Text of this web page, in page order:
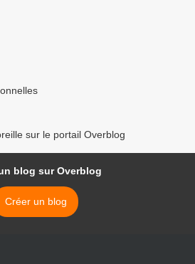
sur le portail Overblog
blog sur Overblog
Créer un blog